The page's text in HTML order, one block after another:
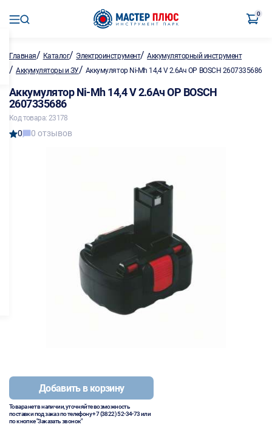
0
Главная/ Каталог/ Электроинструмент/Аккумуляторный инструмент
/ Аккумуляторы и ЗУ/ Аккумулятор Ni-Mh 14,4 V 2.6Ач OP BOSCH 2607335686
Аккумулятор Ni-Mh 14,4 V 2.6Ач OP BOSCH
2607335686
Код товара: 23178
0 0 отзывов
Добавить в корзину
Товара нет в наличии, уточняйте возможность
поставки под заказ по телефону+7 (3822) 52-34-73или
по кнопке "Заказать звонок"